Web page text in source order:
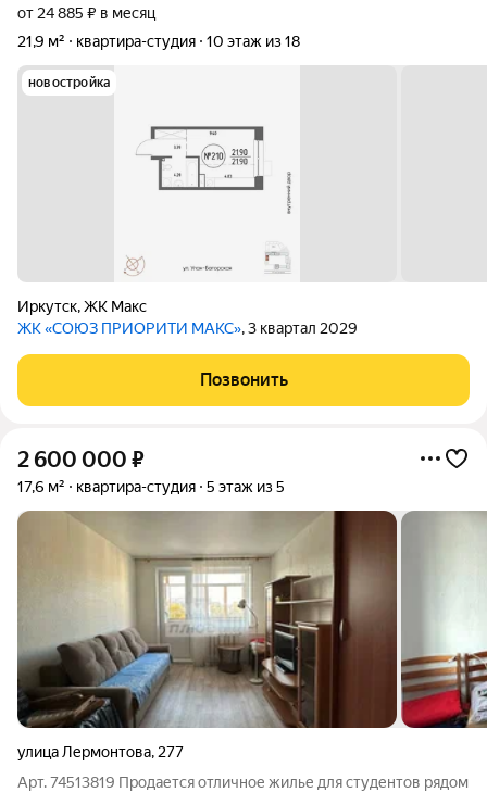
от 24 885 ₽ в месяц
21,9 м²
квартира-студия 10 этаж из 18
новостройка
Иркутск,ЖК Макс
ЖК «СОЮЗ ПРИОРИТИ МАКС», 3 квартал 2029
Позвонить
2 600 000 ₽
17,6 м² квартира-студия 5 этаж из 5
улица Лермонтова, 277
Арт. 74513819 Продается отличное жилье для студентов рядом